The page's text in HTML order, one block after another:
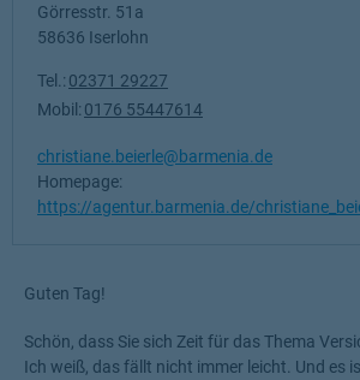
Guten Tag!
Schön, dass Sie sich Zeit für das Thema
Ich weiß, das fällt nicht immer leicht. Und es
Görresstr. 51a
58636 Iserlohn
Tel.: 02371 29227
Mobil: 0176 55447614
christiane.beierle@barmenia.de
Homepage:
https://agentur.barmenia.de/